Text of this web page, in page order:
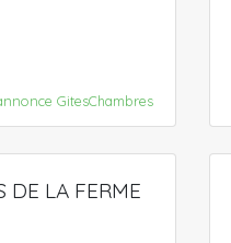
GitesChambres
DE LA FERME